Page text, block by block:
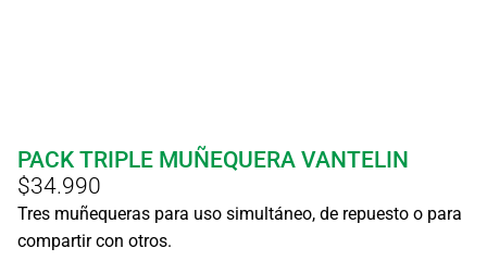
PACK TRIPLE MUÑEQUERA VANTELIN
$34.990
Tres muñequeras para uso simultáneo, de repuesto o para
compartir con otros.